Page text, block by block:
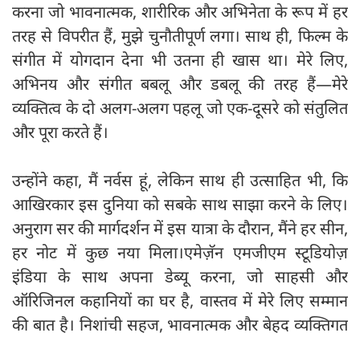
करना जो भावनात्मक, शारीरिक और अभिनेता के रूप में हर
तरह से विपरीत हैं, मुझे चुनौतीपूर्ण लगा। साथ ही, फिल्म के
संगीत में योगदान देना भी उतना ही खास था। मेरे लिए,
अभिनय और संगीत बबलू और डबलू की तरह हैं—मेरे
व्यक्तित्व के दो अलग-अलग पहलू जो एक-दूसरे को संतुलित
और पूरा करते हैं।
उन्होंने कहा, मैं नर्वस हूं, लेकिन साथ ही उत्साहित भी, कि
आखिरकार इस दुनिया को सबके साथ साझा करने के लिए।
अनुराग सर की मार्गदर्शन में इस यात्रा के दौरान, मैंने हर सीन,
हर नोट में कुछ नया मिला।एमेज़ॅन एमजीएम स्टूडियोज़
इंडिया के साथ अपना डेब्यू करना, जो साहसी और
ऑरिजिनल कहानियों का घर है, वास्तव में मेरे लिए सम्मान
की बात है। निशांची सहज, भावनात्मक और बेहद व्यक्तिगत